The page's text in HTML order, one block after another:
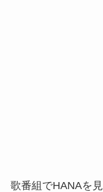
歌番組でHANAを